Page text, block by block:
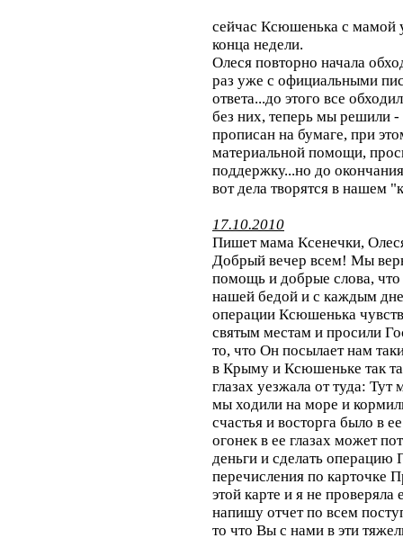
сейчас Ксюшенька с мамой
конца недели.
Олеся повторно начала
раз уже с официальными
ответа...до этого все
без них, теперь мы решили -
прописан на бумаге, при
материальной помощи,
поддержку...но до
вот дела творятся в нашем
17.10.2010
Пишет мама Ксенечки,
Добрый вечер всем! Мы
помощь и добрые слова,
нашей бедой и с каждым
операции Ксюшенька
святым местам и просили
то, что Он посылает нам
в Крыму и Ксюшеньке так
глазах уезжала от туда:
мы ходили на море и
счастья и восторга было в
огонек в ее глазах может
деньги и сделать
перечисления по карточке
этой карте и я не проверяла
напишу отчет по всем
то что Вы с нами в эти